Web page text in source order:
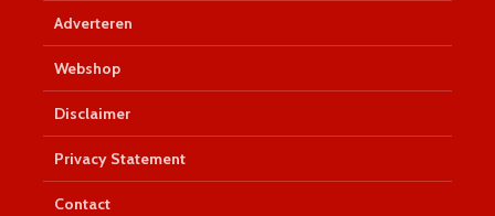
Adverteren
Webshop
Disclaimer
Privacy Statement
Contact